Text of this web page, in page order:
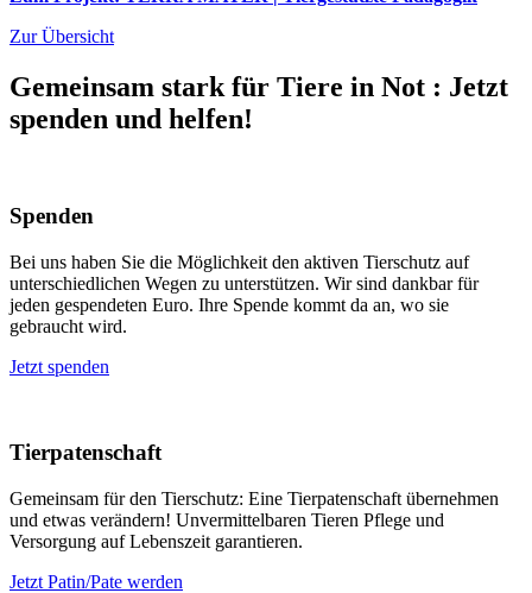
Zur Übersicht
Gemeinsam stark für Tiere in Not : Jetzt
spenden und helfen!
Spenden
Bei uns haben Sie die Möglichkeit den aktiven Tierschutz auf
unterschiedlichen Wegen zu unterstützen. Wir sind dankbar für
jeden gespendeten Euro. Ihre Spende kommt da an, wo sie
gebraucht wird.
Jetzt spenden
Tierpatenschaft
Gemeinsam für den Tierschutz: Eine Tierpatenschaft übernehmen
und etwas verändern! Unvermittelbaren Tieren Pflege und
Versorgung auf Lebenszeit garantieren.
Jetzt Patin/Pate werden